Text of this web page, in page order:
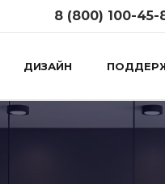
8 (800) 100-45-
8 (800) 100-
ул. Свободы, д.
9:30-18:30
ДИЗАЙН